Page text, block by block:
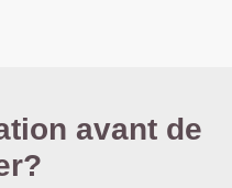
avant de